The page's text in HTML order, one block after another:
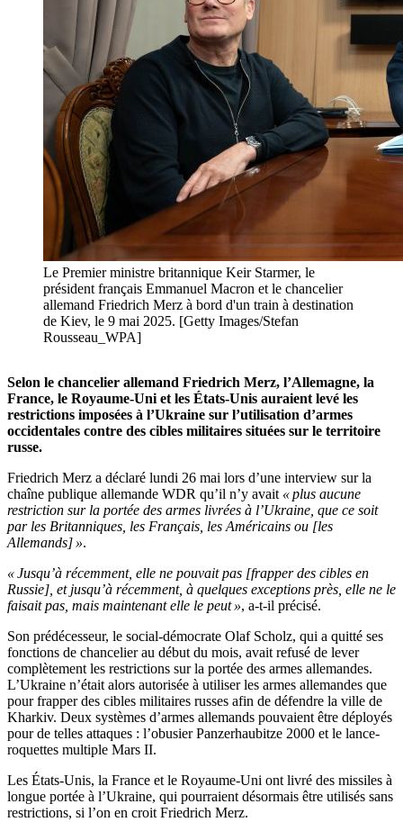
Le Premier ministre britannique Keir Starmer, le
président français Emmanuel Macron et le chancelier
allemand Friedrich Merz à bord d'un train à destination
de Kiev, le 9 mai 2025. [Getty Images/Stefan
Rousseau_WPA]
Selon le chancelier allemand Friedrich Merz, l’Allemagne, la
France, le Royaume-Uni et les États-Unis auraient levé les
restrictions imposées à l’Ukraine sur l’utilisation d’armes
occidentales contre des cibles militaires situées sur le territoire
russe.
Friedrich Merz a déclaré lundi 26 mai lors d’une interview sur la
chaîne publique allemande WDR qu’il n’y avait « plus aucune
restriction sur la portée des armes livrées à l’Ukraine, que ce soit
par les Britanniques, les Français, les Américains ou [les
Allemands] ».
« Jusqu’à récemment, elle ne pouvait pas [frapper des cibles en
Russie], et jusqu’à récemment, à quelques exceptions près, elle ne le
faisait pas, mais maintenant elle le peut », a-t-il précisé.
Son prédécesseur, le social-démocrate Olaf Scholz, qui a quitté ses
fonctions de chancelier au début du mois, avait refusé de lever
complètement les restrictions sur la portée des armes allemandes.
L’Ukraine n’était alors autorisée à utiliser les armes allemandes que
pour frapper des cibles militaires russes afin de défendre la ville de
Kharkiv. Deux systèmes d’armes allemands pouvaient être déployés
pour de telles attaques : l’obusier Panzerhaubitze 2000 et le lance-
roquettes multiple Mars II.
Les États-Unis, la France et le Royaume-Uni ont livré des missiles à
longue portée à l’Ukraine, qui pourraient désormais être utilisés sans
restrictions, si l’on en croit Friedrich Merz.